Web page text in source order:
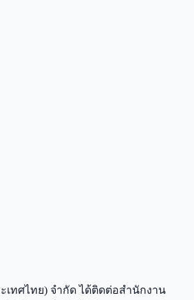
ทศไทย) จำกัด ได้ติดต่อสำนักงาน